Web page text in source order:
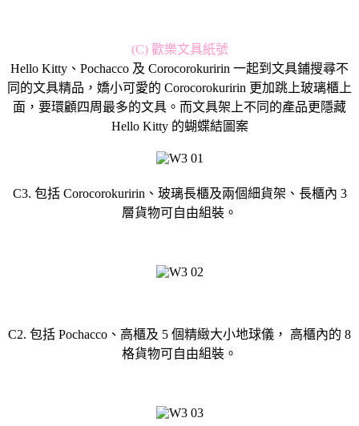
(C) 歡樂文具紙號
Hello Kitty、Pochacco 及 Corocorokuririn 一起到文具鋪搜尋不
同的文具精品，嬌小可愛的 Corocorokuririn 更加跳上玻璃櫃上
面，要環顧四周最多的文具。而文具架上不同的產品更隱藏
Hello Kitty 的蝴蝶結圖案
C3. 包括 Corocorokuririn、玻璃長櫃及兩個細貨架、長櫃內 3
層貨物可自由組裝。
C2. 包括 Pochacco、高櫃及 5 個精緻大小地球儀， 高櫃內的 8
格貨物可自由組裝。